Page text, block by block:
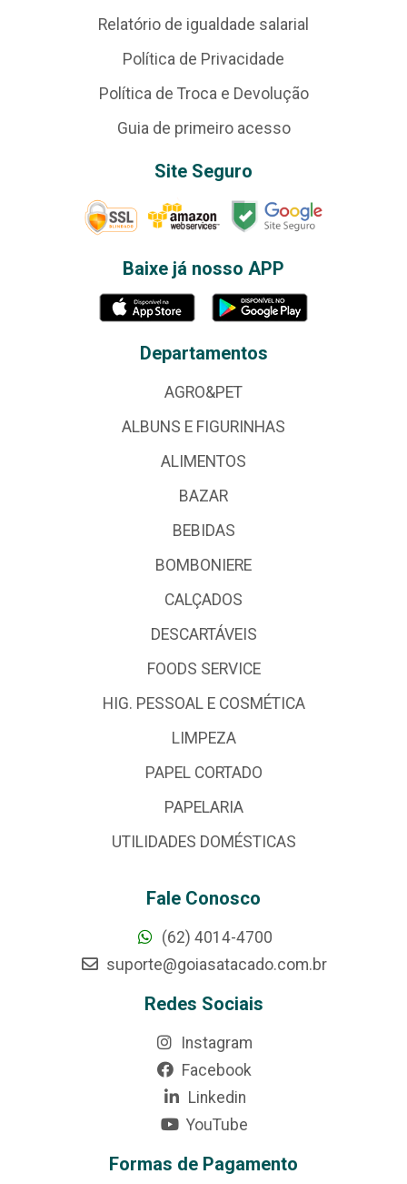
Relatório de igualdade salarial
Política de Privacidade
Política de Troca e Devolução
Guia de primeiro acesso
Site Seguro
Baixe já nosso APP
Departamentos
AGRO&PET
ALBUNS E FIGURINHAS
ALIMENTOS
BAZAR
BEBIDAS
BOMBONIERE
CALÇADOS
DESCARTÁVEIS
FOODS SERVICE
HIG. PESSOAL E COSMÉTICA
LIMPEZA
PAPEL CORTADO
PAPELARIA
UTILIDADES DOMÉSTICAS
Fale Conosco
(62) 4014-4700
suporte@goiasatacado.com.br
Redes Sociais
Instagram
Facebook
Linkedin
YouTube
Formas de Pagamento